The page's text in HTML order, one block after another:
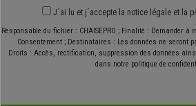
J´ai lu et j´accepte la notice légale et la
Responsable du fichier : CHAISEPRO ; Finalité : Demander
Consentement ; Destinataires : Les données ne seront
Droits : Accès, rectification, suppression des données
dans notre politique de